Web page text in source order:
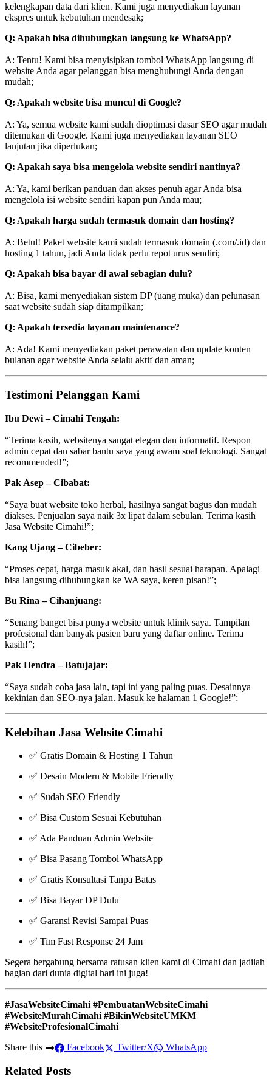
kelengkapan data dari klien. Kami juga menyediakan layanan
ekspres untuk kebutuhan mendesak;
Q: Apakah bisa dihubungkan langsung ke WhatsApp?
A: Tentu! Kami bisa menyisipkan tombol WhatsApp langsung di
website Anda agar pelanggan bisa menghubungi Anda dengan
mudah;
Q: Apakah website bisa muncul di Google?
A: Ya, semua website kami sudah dioptimasi dasar SEO agar mudah
ditemukan di Google. Kami juga menyediakan layanan SEO
lanjutan jika diperlukan;
Q: Apakah saya bisa mengelola website sendiri nantinya?
A: Ya, kami berikan panduan dan akses penuh agar Anda bisa
mengelola isi website sendiri kapan pun Anda mau;
Q: Apakah harga sudah termasuk domain dan hosting?
A: Betul! Paket website kami sudah termasuk domain (.com/.id) dan
hosting 1 tahun, jadi Anda tidak perlu repot urus sendiri;
Q: Apakah bisa bayar di awal sebagian dulu?
A: Bisa, kami menyediakan sistem DP (uang muka) dan pelunasan
saat website sudah siap ditampilkan;
Q: Apakah tersedia layanan maintenance?
A: Ada! Kami menyediakan paket perawatan dan update konten
bulanan agar website Anda selalu aktif dan aman;
Testimoni Pelanggan Kami
Ibu Dewi – Cimahi Tengah:
“Terima kasih, websitenya sangat elegan dan informatif. Respon
admin cepat dan sabar bantu saya yang awam soal teknologi. Sangat
recommended!”;
Pak Asep – Cibabat:
“Saya buat website toko herbal, hasilnya sangat bagus dan mudah
diakses. Penjualan saya naik 3x lipat dalam sebulan. Terima kasih
Jasa Website Cimahi!”;
Kang Ujang – Cibeber:
“Proses cepat, harga masuk akal, dan hasil sesuai harapan. Apalagi
bisa langsung dihubungkan ke WA saya, keren pisan!”;
Bu Rina – Cihanjuang:
“Senang banget bisa punya website untuk klinik saya. Tampilan
profesional dan banyak pasien baru yang daftar online. Terima
kasih!”;
Pak Hendra – Batujajar:
“Saya sudah coba jasa lain, tapi ini yang paling puas. Desainnya
kekinian dan SEO-nya jalan. Masuk ke halaman 1 Google!”;
Kelebihan Jasa Website Cimahi
✅ Gratis Domain & Hosting 1 Tahun
✅ Desain Modern & Mobile Friendly
✅ Sudah SEO Friendly
✅ Bisa Custom Sesuai Kebutuhan
✅ Ada Panduan Admin Website
✅ Bisa Pasang Tombol WhatsApp
✅ Gratis Konsultasi Tanpa Batas
✅ Bisa Bayar DP Dulu
✅ Garansi Revisi Sampai Puas
✅ Tim Fast Response 24 Jam
Segera bergabung bersama ratusan klien kami di Cimahi dan jadilah
bagian dari dunia digital hari ini juga!
#JasaWebsiteCimahi #PembuatanWebsiteCimahi
#WebsiteMurahCimahi #BikinWebsiteUMKM
#WebsiteProfesionalCimahi
Share this
Facebook Twitter/X WhatsApp
Related Posts